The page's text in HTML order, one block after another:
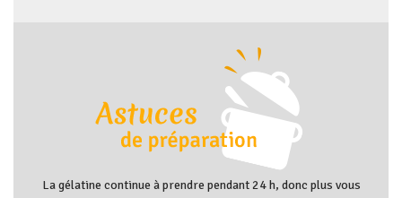
La gélatine continue à prendre pendant 24 h, donc plus vous